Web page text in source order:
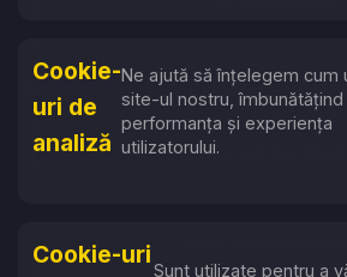
Baia Mare,
Str. Vasile Lucaciu,
Tel: +40 774 663
Cookie-
uri de
analiză
Ne ajută să înțelegem cum
site-ul nostru, îmbunătățind
performanța și experiența
utilizatorului.
Cookie-uri
Sunt utilizate pentru a